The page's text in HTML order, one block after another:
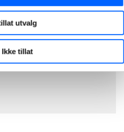
utvalg
Ikke tillat
Norway, NCC Group